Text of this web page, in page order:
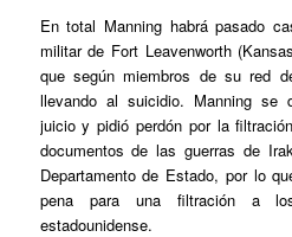
En total Manning habrá pasado
militar de Fort Leavenworth
que según miembros de su red
llevando al suicidio. Manning se
juicio y pidió perdón por la
documentos de las guerras de
Departamento de Estado, por lo
pena para una filtración a
estadounidense.